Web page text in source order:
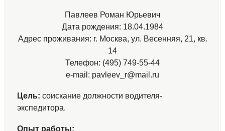
Павлеев Роман Юрьевич
Дата рождения: 18.04.1984
Адрес проживания: г. Москва, ул. Весенняя, 21, кв.
14
Телефон: (495) 749-55-44
e-mail: pavleev_r@mail.ru
Цель: соискание должности водителя-
экспедитора.
Опыт работы: